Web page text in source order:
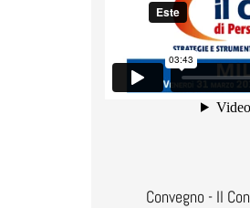
Convegno - Il